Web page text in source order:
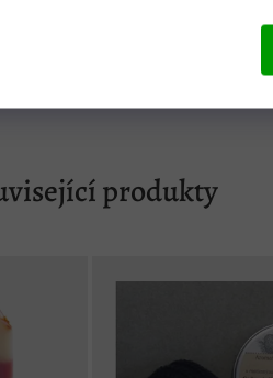
se kontaktu s očima, při
produkty